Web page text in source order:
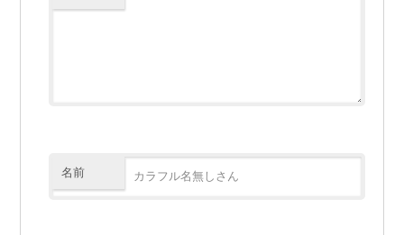
名前